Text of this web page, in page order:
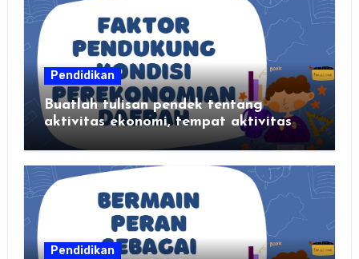
Pendidikan
Buatlah tulisan pendek tentang
aktivitas ekonomi, tempat aktivitas
ekonomi, dan hasil produksi daerah
kalian
Pendidikan